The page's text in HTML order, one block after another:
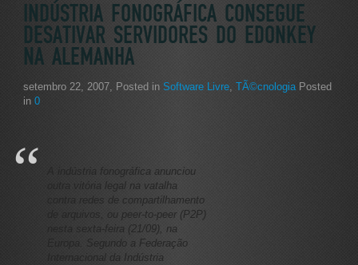
INDÚSTRIA FONOGRÁFICA CONSEGUE
DESATIVAR SERVIDORES DO EDONKEY
NA ALEMANHA
setembro 22, 2007, Posted in Software Livre, TÃ©cnologiaPosted
in 0
A indústria fonográfica anunciou
outra vitória legal na vatalha
contra redes de compartilhamento
de arquivos, ou peer-to-peer (P2P)
nesta sexta-feira (21/09), na
Europa. Segundo a Federação
Internacional da Indústria